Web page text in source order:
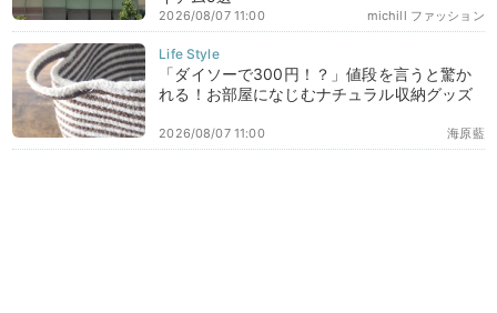
michill ファッション
2026/08/07 11:00
「ダイソーで300円！？」値段を言うと驚か
れる！お部屋になじむナチュラル収納グッズ
海原藍
2026/08/07 11:00